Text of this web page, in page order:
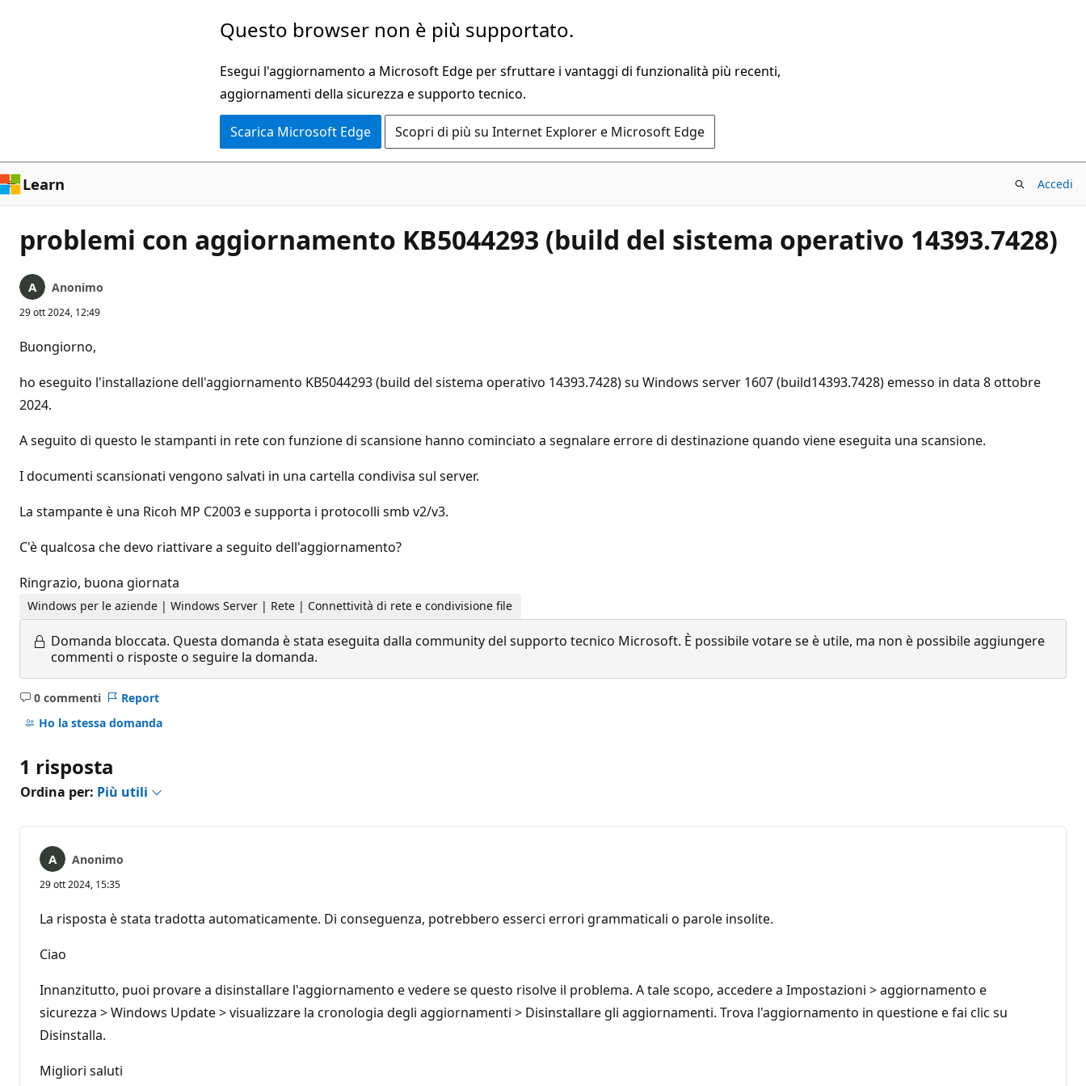
Questo browser non è più supportato.
Esegui l'aggiornamento a Microsoft Edge per sfruttare i vantaggi di funzionalità più recenti,
aggiornamenti della sicurezza e supporto tecnico.
Scarica Microsoft Edge Scopri di più su Internet Explorer e Microsoft Edge
Learn Accedi
problemi con aggiornamento KB5044293 (build del sistema operativo 14393.7428)
Anonimo
29 ott 2024, 12:49
Buongiorno,
ho eseguito l'installazione dell'aggiornamento KB5044293 (build del sistema operativo 14393.7428) su Windows server 1607 (build14393.7428) emesso in data 8 ottobre
2024.
A seguito di questo le stampanti in rete con funzione di scansione hanno cominciato a segnalare errore di destinazione quando viene eseguita una scansione.
I documenti scansionati vengono salvati in una cartella condivisa sul server.
La stampante è una Ricoh MP C2003 e supporta i protocolli smb v2/v3.
C'è qualcosa che devo riattivare a seguito dell'aggiornamento?
Ringrazio, buona giornata
Windows per le aziende | Windows Server | Rete | Connettività di rete e condivisione file
Domanda bloccata. Questa domanda è stata eseguita dalla community del supporto tecnico Microsoft. È possibile votare se è utile, ma non è possibile aggiungere
commenti o risposte o seguire la domanda.
0 commenti
Nessun
commento
Report
Ho la stessa domanda
1 risposta
Ordina per: Più utili
Anonimo
29 ott 2024, 15:35
La risposta è stata tradotta automaticamente. Di conseguenza, potrebbero esserci errori grammaticali o parole insolite.
Ciao
Innanzitutto, puoi provare a disinstallare l'aggiornamento e vedere se questo risolve il problema. A tale scopo, accedere a Impostazioni > aggiornamento e
sicurezza > Windows Update > visualizzare la cronologia degli aggiornamenti > Disinstallare gli aggiornamenti. Trova l'aggiornamento in questione e fai clic su
Disinstalla.
Migliori saluti